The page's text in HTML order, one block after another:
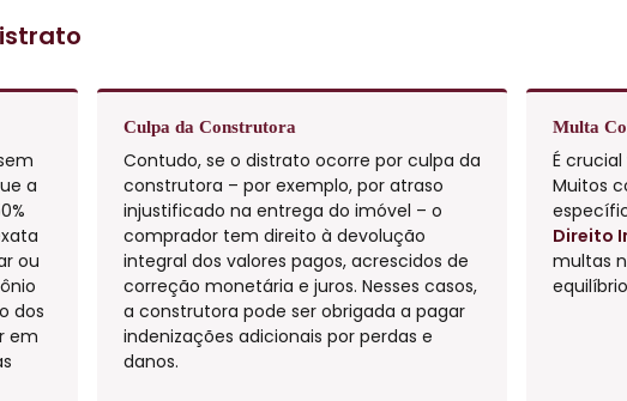
a
ou
dos
em
Culpa da Construtora
Contudo, se o distrato ocorre por culpa da
construtora – por exemplo, por atraso
injustificado na entrega do imóvel – o
comprador tem direito à devolução
integral dos valores pagos, acrescidos de
correção monetária e juros. Nesses casos,
a construtora pode ser obrigada a pagar
indenizações adicionais por perdas e
danos.
Multa
É
Muitos
Direito
multas